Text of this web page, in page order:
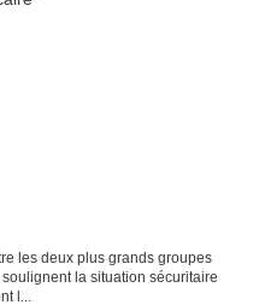
les deux plus grands groupes
la situation sécuritaire
l...